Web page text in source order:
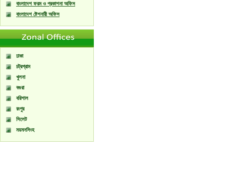
বাংলাদেশ ফরম ও প্রকাশনা অফিস
বাংলাদেশ ষ্টেশনারী অফিস
ঢাকা
চট্রগ্রাম
খুলনা
বগুরা
বরিশাল
রংপুর
সিলেট
ময়মনসিংহ